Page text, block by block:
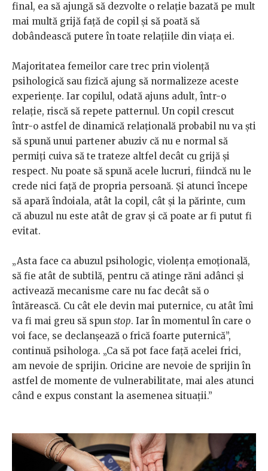
final, ea să ajungă să dezvolte o relație bazată pe mult
mai multă grijă față de copil și să poată să
dobândească putere în toate relațiile din viața ei.
Majoritatea femeilor care trec prin violență
psihologică sau fizică ajung să normalizeze aceste
experiențe. Iar copilul, odată ajuns adult, într-o
relație, riscă să repete patternul. Un copil crescut
într-o astfel de dinamică relațională probabil nu va ști
să spună unui partener abuziv că nu e normal să
permiți cuiva să te trateze altfel decât cu grijă și
respect. Nu poate să spună acele lucruri, fiindcă nu le
crede nici față de propria persoană. Și atunci începe
să apară îndoiala, atât la copil, cât și la părinte, cum
că abuzul nu este atât de grav și că poate ar fi putut fi
evitat.
„Asta face ca abuzul psihologic, violența emoțională,
să fie atât de subtilă, pentru că atinge răni adânci și
activează mecanisme care nu fac decât să o
întărească. Cu cât ele devin mai puternice, cu atât îmi
va fi mai greu să spun stop. Iar în momentul în care o
voi face, se declanșează o frică foarte puternică”,
continuă psihologa. „Ca să pot face față acelei frici,
am nevoie de sprijin. Oricine are nevoie de sprijin în
astfel de momente de vulnerabilitate, mai ales atunci
când e expus constant la asemenea situații.”